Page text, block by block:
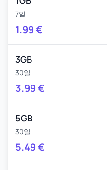
7일
1.99€
3GB
30일
3.99€
5GB
30일
5.49€